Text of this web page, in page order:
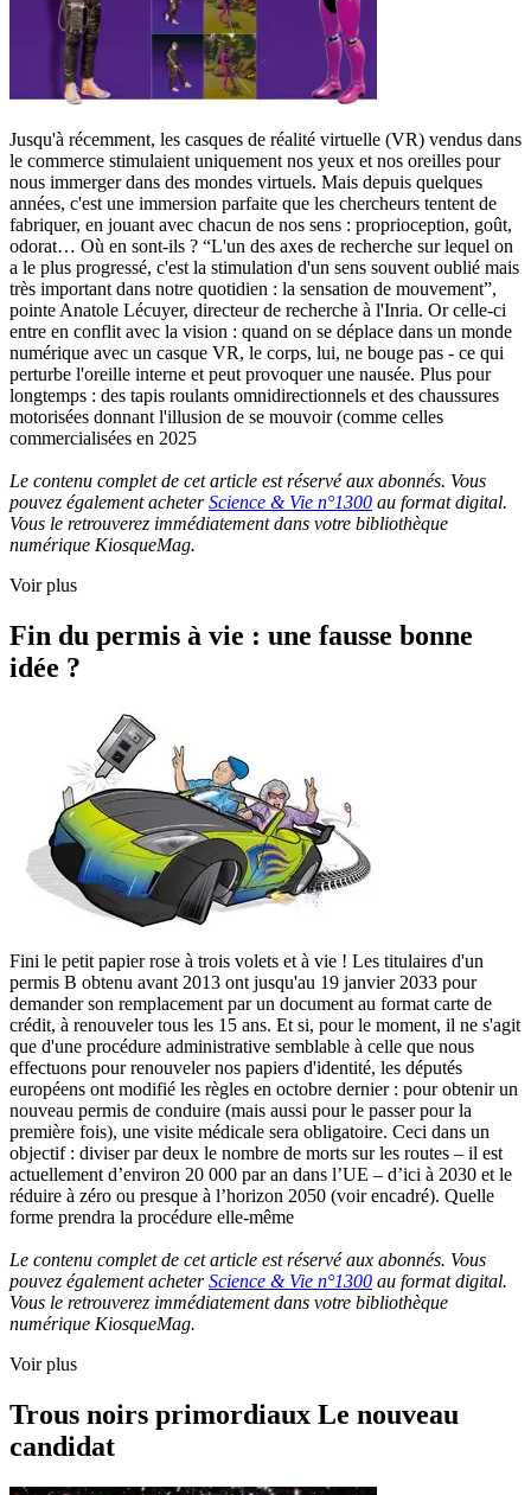
Jusqu'à récemment, les casques de réalité virtuelle (VR) vendus dans
le commerce stimulaient uniquement nos yeux et nos oreilles pour
nous immerger dans des mondes virtuels. Mais depuis quelques
années, c'est une immersion parfaite que les chercheurs tentent de
fabriquer, en jouant avec chacun de nos sens : proprioception, goût,
odorat… Où en sont-ils ? “L'un des axes de recherche sur lequel on
a le plus progressé, c'est la stimulation d'un sens souvent oublié mais
très important dans notre quotidien : la sensation de mouvement”,
pointe Anatole Lécuyer, directeur de recherche à l'Inria. Or celle-ci
entre en conflit avec la vision : quand on se déplace dans un monde
numérique avec un casque VR, le corps, lui, ne bouge pas - ce qui
perturbe l'oreille interne et peut provoquer une nausée. Plus pour
longtemps : des tapis roulants omnidirectionnels et des chaussures
motorisées donnant l'illusion de se mouvoir (comme celles
commercialisées en 2025
Le contenu complet de cet article est réservé aux abonnés. Vous
pouvez également acheterScience & Vie n°1300 au format digital.
Vous le retrouverez immédiatement dans votre bibliothèque
numérique KiosqueMag.
Voir plus
Fin du permis à vie : une fausse bonne
idée ?
Fini le petit papier rose à trois volets et à vie ! Les titulaires d'un
permis B obtenu avant 2013 ont jusqu'au 19 janvier 2033 pour
demander son remplacement par un document au format carte de
crédit, à renouveler tous les 15 ans. Et si, pour le moment, il ne s'agit
que d'une procédure administrative semblable à celle que nous
effectuons pour renouveler nos papiers d'identité, les députés
européens ont modifié les règles en octobre dernier : pour obtenir un
nouveau permis de conduire (mais aussi pour le passer pour la
première fois), une visite médicale sera obligatoire. Ceci dans un
objectif : diviser par deux le nombre de morts sur les routes – il est
actuellement d’environ 20 000 par an dans l’UE – d’ici à 2030 et le
réduire à zéro ou presque à l’horizon 2050 (voir encadré). Quelle
forme prendra la procédure elle-même
Le contenu complet de cet article est réservé aux abonnés. Vous
pouvez également acheterScience & Vie n°1300 au format digital.
Vous le retrouverez immédiatement dans votre bibliothèque
numérique KiosqueMag.
Voir plus
Trous noirs primordiaux Le nouveau
candidat